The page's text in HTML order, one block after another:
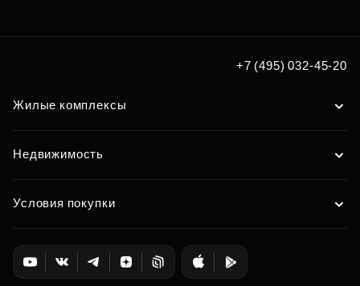
+7 (495) 032-45-20
Жилые комплексы
Недвижимость
Условия покупки